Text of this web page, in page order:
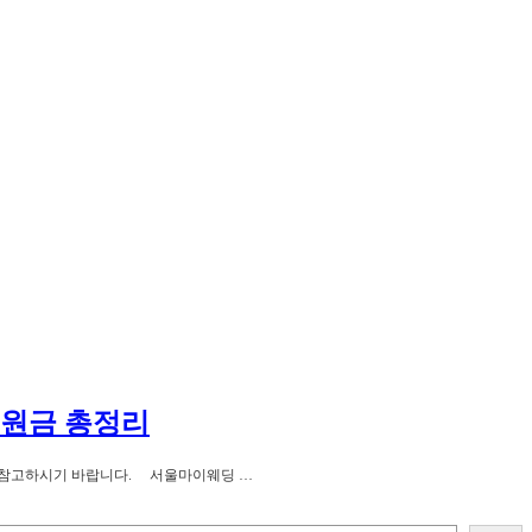
금 총정리
고하시기 바랍니다. 서울마이웨딩 …